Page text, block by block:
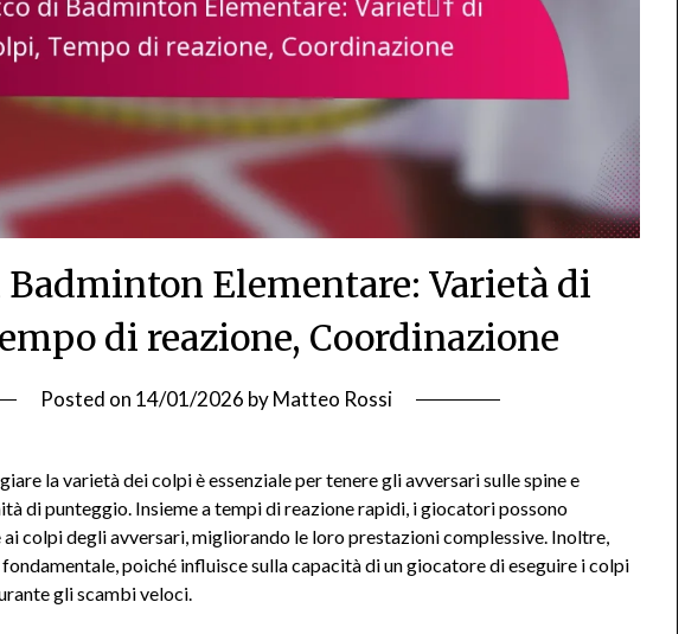
Badminton Elementare: Varietà di
di reazione, Coordinazione
Posted on 14/01/2026 byMatteo Rossi
la varietà dei colpi è essenziale per tenere gli avversari sulle spine e
di punteggio. Insieme a tempi di reazione rapidi, i giocatori possono
colpi degli avversari, migliorando le loro prestazioni complessive. Inoltre,
poiché influisce sulla capacità di un giocatore di eseguire i colpi
gli scambi veloci.